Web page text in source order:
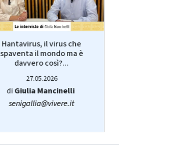
Hantavirus, il virus che
spaventa il mondo ma è
davvero così?...
27.05.2026
diGiulia Mancinelli
senigallia@vivere.it